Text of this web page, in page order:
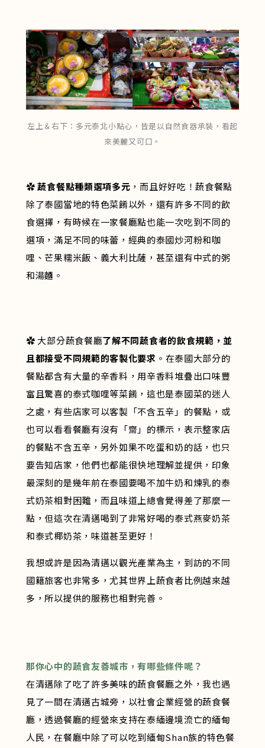
左上＆右下：多元泰北小點心，皆是以自然食器承裝，看起
來美麗又可口。
✿蔬食餐點種類選項多元 ，而且好好吃！蔬食餐點
除了泰國當地的特色菜餚以外，還有許多不同的飲
食選擇，有時候在一家餐廳點也能一次吃到不同的
選項，滿足不同的味蕾，經典的泰國炒河粉和咖
哩、芒果糯米飯、義大利比薩，甚至還有中式的粥
和湯麵。
✿ 大部分蔬食餐廳了解不同蔬食者的飲食規範，並
且都接受不同規範的客製化要求 。在泰國大部分的
餐點都含有大量的辛香料，用辛香料堆疊出口味豐
富且驚喜的泰式咖哩等菜餚，這也是泰國菜的迷人
之處，有些店家可以客製「不含五辛」的餐點，或
也可以看看餐廳有沒有「齋」的標示，表示整家店
的餐點不含五辛，另外如果不吃蛋和奶的話，也只
要告知店家，他們也都能很快地理解並提供，印象
最深刻的是幾年前在泰國要喝不加牛奶和煉乳的泰
式奶茶相對困難，而且味道上總會覺得差了那麼一
點，但這次在清邁喝到了非常好喝的泰式燕麥奶茶
和泰式椰奶茶，味道甚至更好！
我想或許是因為清邁以觀光產業為主，到訪的不同
國籍旅客也非常多，尤其世界上蔬食者比例越來越
多，所以提供的服務也相對完善。
那你心中的蔬食友善城市，有哪些條件呢？
在清邁除了吃了許多美味的蔬食餐廳之外，我也遇
見了一間在清邁古城旁，以社會企業經營的蔬食餐
廳，透過餐廳的經營來支持在泰緬邊境流亡的緬甸
人民，在餐廳中除了可以吃到緬甸Shan族的特色餐